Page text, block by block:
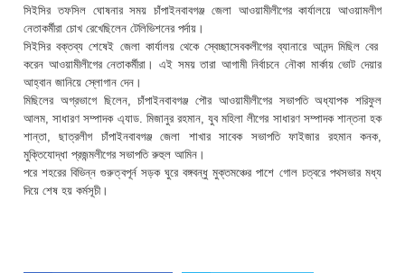
সিইসির তফসিল ঘোষনার সময় চাঁপাইনবাবগঞ্জ জেলা আওয়ামীলীগের কার্যালয়ে আওয়ামলীগ
নেতাকর্মীরা চোখ রেখেছিলেন টেলিভিশনের পর্দায়।
সিইসির বক্তব্য শেষেই জেলা কার্যালয় থেকে স্বেচ্ছাসেবকলীগের ব্যানারে আনন্দ মিছিল বের
করেন আওয়ামীলীগের নেতাকর্মীরা। এই সময় তারা আগামী নির্বাচনে নৌকা মার্কায় ভোট দেয়ার
আহ্বান জানিয়ে স্লোগান দেন।
মিছিলের অগ্রভাগে ছিলেন, চাঁপাইনবাবগঞ্জ পৌর আওয়ামীলীগের সভাপতি অধ্যাপক শরিফুল
আলম, সাধারণ সম্পাদক এ্যাড. মিজানুর রহমান, যুব মহিলা লীগের সাধারণ সম্পাদক শান্তনা হক
শান্তা, ছাত্রলীগ চাঁপাইনবাবগঞ্জ জেলা শাখার সাবেক সভাপতি ফাইজার রহমান কনক,
মুক্তিযোদ্ধা প্রজন্মলীগের সভাপতি রুহুল আমিন।
পরে শহরের বিভিন্ন গুরুত্বপূর্ন সড়ক ঘুরে বঙ্গবন্ধু মুক্তমঞ্চের পাশে গোল চত্বরে পথসভার মধ্য
দিয়ে শেষ হয় কর্মসূচী।